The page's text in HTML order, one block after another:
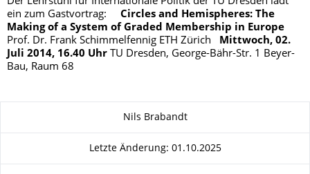
ein zum Gastvortrag: Circles and Hemispheres: The
Making of a System of Graded Membership in Europe
Prof. Dr. Frank Schimmelfennig ETH Zürich Mittwoch, 02.
Juli 2014, 16.40 Uhr TU Dresden, George-Bähr-Str. 1 Beyer-
Bau, Raum 68
Nils Brabandt
Letzte Änderung: 01.10.2025